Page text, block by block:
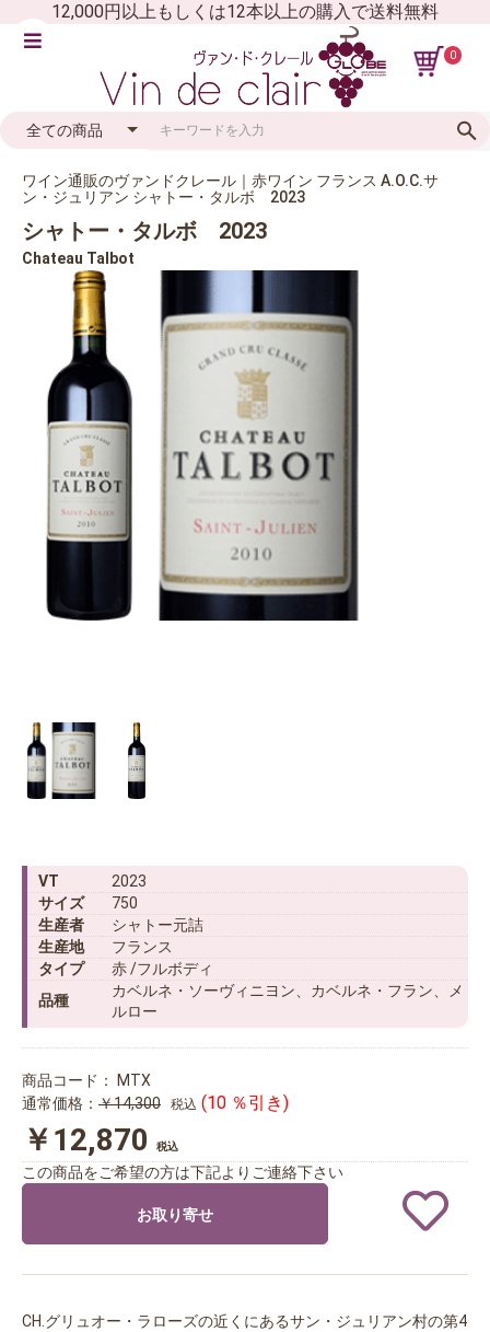
12,000円以上もしくは12本以上の購入で送料無料
0
ワイン通販のヴァンドクレール｜赤ワイン フランス A.O.C.サ
ン・ジュリアン シャトー・タルボ 2023
シャトー・タルボ 2023
Chateau Talbot
VT
2023
サイズ
750
生産者
シャトー元詰
生産地
フランス
タイプ
赤 /フルボディ
品種
カベルネ・ソーヴィニヨン、カベルネ・フラン、メ
ルロー
商品コード：
MTX
通常価格： ￥14,300 税込 (10 ％引き)
￥12,870 税込
この商品をご希望の方は下記よりご連絡下さい
お取り寄せ
CH.グリュオー・ラローズの近くにあるサン・ジュリアン村の第4